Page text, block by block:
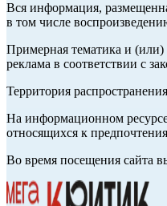
Вся информация,
в том числе
Примерная тематика и (или)
реклама в соответствии с
Территория
На информационном
относящихся к
Во время посещения сайта